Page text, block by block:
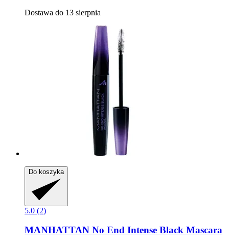
Dostawa do 13 sierpnia
Do koszyka
5.0 (2)
MANHATTAN No End Intense Black Mascara